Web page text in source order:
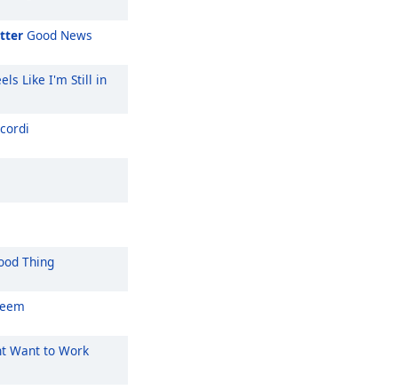
Good News
Like I'm Still in
Thing
Want to Work